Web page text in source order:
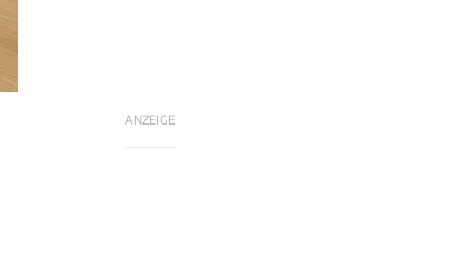
ANZEIGE